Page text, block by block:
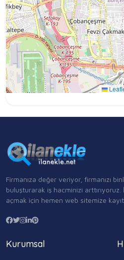
Firmanıza değer veriyor, firmanızı
buluşturarak iş hacminizi
açmak için hemen web sitemize
Kurumsal